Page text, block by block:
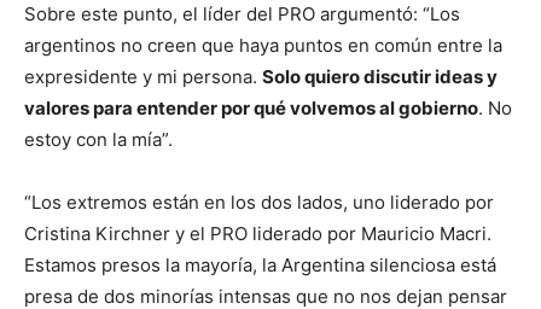
Sobre este punto, el líder del PRO argumentó: “Los
argentinos no creen que haya puntos en común entre la
expresidente y mi persona. Solo quiero discutir ideas y
valores para entender por qué volvemos al gobierno. No
estoy con la mía”.
“Los extremos están en los dos lados, uno liderado por
Cristina Kirchner y el PRO liderado por Mauricio Macri.
Estamos presos la mayoría, la Argentina silenciosa está
presa de dos minorías intensas que no nos dejan pensar